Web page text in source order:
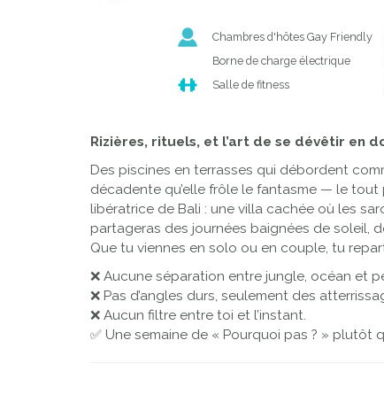
Chambres d'hôtes Gay Friendly
Borne de charge électrique
Salle de fitness
Rizières, rituels, et l’art de se dévêtir en
Des piscines en terrasses qui débordent
décadente qu’elle frôle le fantasme — le
libératrice de Bali : une villa cachée où les
partageras des journées baignées de soleil,
Que tu viennes en solo ou en couple, tu
❌ Aucune séparation entre jungle, océan et
❌ Pas d’angles durs, seulement des
❌ Aucun filtre entre toi et l’instant.
✅ Une semaine de « Pourquoi pas ? » plutôt